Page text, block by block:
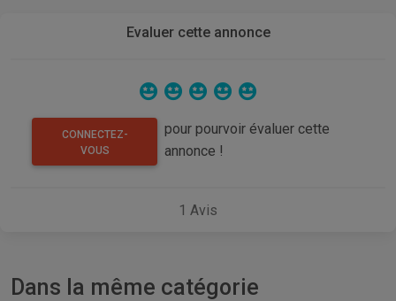
Evaluer cette annonce
CONNECTEZ-
VOUS
pour pourvoir évaluer cette
annonce !
1 Avis
Dans la même catégorie